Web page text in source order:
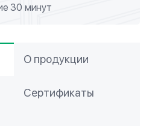
30 минут
О продукции
Сертификаты